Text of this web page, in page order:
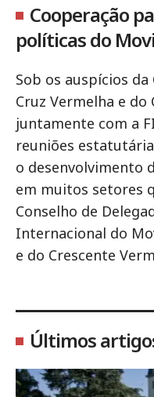
Cooperação
políticas do
Sob os auspícios
Cruz Vermelha e do
juntamente com a
reuniões
o desenvolvimento
em muitos setores
Conselho de
Internacional do
e do Crescente
Últimos